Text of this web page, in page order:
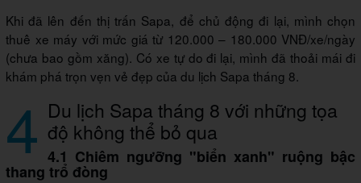
Khi đã lên đến thị trấn Sapa, để chủ động đi lại, mình chọn
thuê xe máy với mức giá từ 120.000 – 180.000 VNĐ/xe/ngày
(chưa bao gồm xăng). Có xe tự do đi lại, mình đã thoải mái đi
khám phá trọn vẹn vẻ đẹp của du lịch Sapa tháng 8.
4 Du lịch Sapa tháng 8 với những tọa
độ không thể bỏ qua
4.1 Chiêm ngưỡng "biển xanh" ruộng bậc
thang trổ đòng